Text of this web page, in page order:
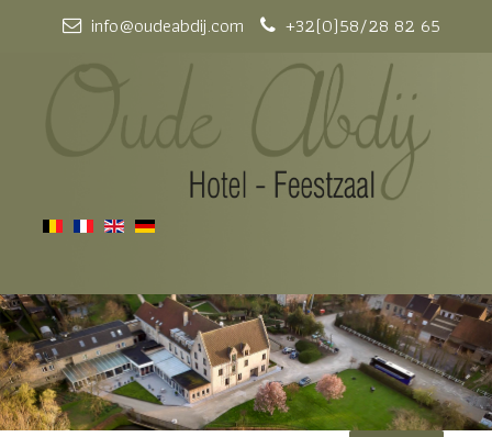
info@oudeabdij.com +32(0)58/28 82 65